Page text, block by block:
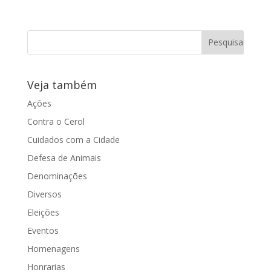
Veja também
Ações
Contra o Cerol
Cuidados com a Cidade
Defesa de Animais
Denominações
Diversos
Eleições
Eventos
Homenagens
Honrarias